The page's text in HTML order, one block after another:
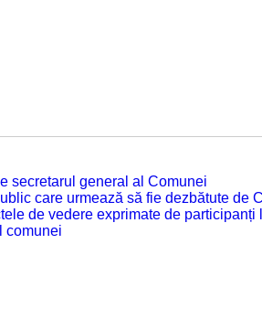
secretarul general al Comunei
care urmează să fie dezbătute de
de vedere exprimate de
comunei